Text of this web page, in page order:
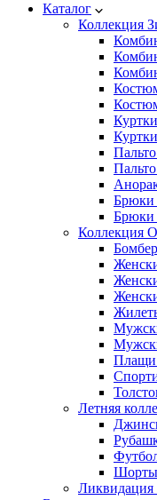
Каталог
Коллекция
Брюки
Брюки
Коллекция
Плащи
Летняя
Шорты
Ликвидация